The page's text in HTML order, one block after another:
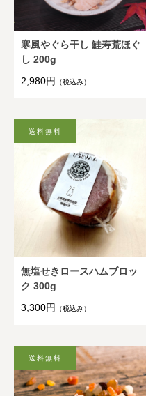
寒風やぐら干し 鮭寿荒ほぐ
し 200g
2,980円
（税込み）
無塩せきロースハムブロッ
ク 300g
3,300円
（税込み）